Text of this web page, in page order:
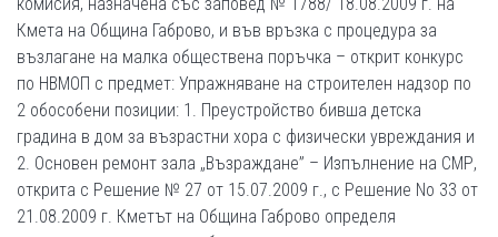
Кмета на Община Габрово, и във връзка с процедура за
възлагане на малка обществена поръчка – открит конкурс
по НВМОП с предмет: Упражняване на строителен надзор по
2 обособени позиции: 1. Преустройство бивша детска
градина в дом за възрастни хора с физически увреждания и
2. Основен ремонт зала „Възраждане” – Изпълнение на СМР,
открита с Решение № 27 от 15.07.2009 г., с Решение Nо 33 от
21.08.2009 г. Кметът на Община Габрово определя